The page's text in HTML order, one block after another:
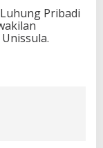
Pribadi